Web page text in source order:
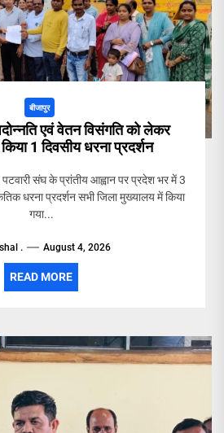
बीजापुर
एवं वेतन विसंगति को लेकर
1 दिवसीय धरना प्रदर्शन
पटवारी संघ के प्रांतीय आह्वान पर प्रदेश भर में 3
धरना प्रदर्शन सभी जिला मुख्यालय में किया
गया...
. August 4, 2026
READ MORE